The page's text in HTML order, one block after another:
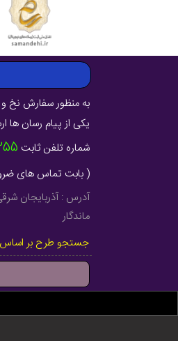
به منظور سفارش نخ
یکی از پیام رسان ها
شماره تلفن ثابت 041
( بابت تماس های
ماندگار
جستجو طرح بر